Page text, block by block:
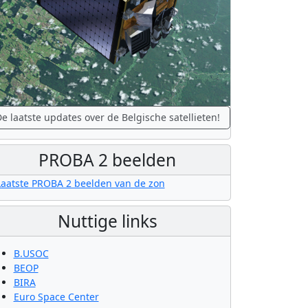
laatste updates over de Belgische satellieten!
PROBA 2 beelden
Nuttige links
B.USOC
BEOP
BIRA
Euro Space Center